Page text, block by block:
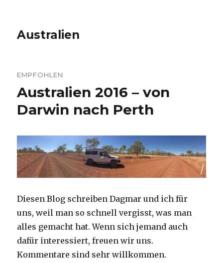
Australien
EMPFOHLEN
Australien 2016 – von
Darwin nach Perth
Diesen Blog schreiben Dagmar und ich für
uns, weil man so schnell vergisst, was man
alles gemacht hat. Wenn sich jemand auch
dafür interessiert, freuen wir uns.
Kommentare sind sehr willkommen.